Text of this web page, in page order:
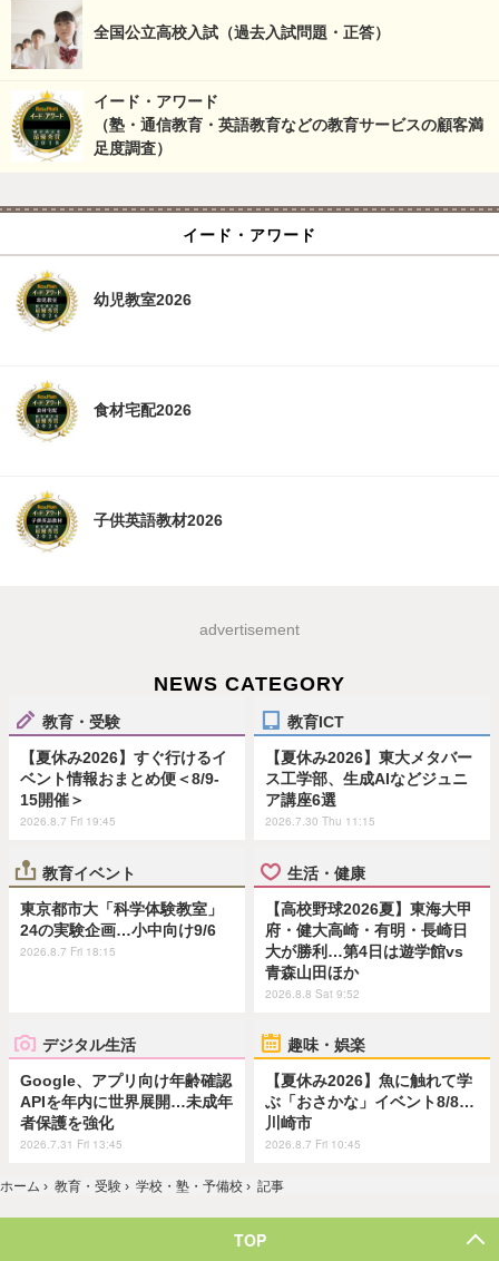
全国公立高校入試（過去入試問題・正答）
イード・アワード
（塾・通信教育・英語教育などの教育サービスの顧客満
足度調査）
イード・アワード
幼児教室2026
食材宅配2026
子供英語教材2026
advertisement
NEWS CATEGORY
教育・受験
【夏休み2026】すぐ行けるイ
ベント情報おまとめ便＜8/9-
15開催＞
2026.8.7 Fri 19:45
教育ICT
【夏休み2026】東大メタバー
ス工学部、生成AIなどジュニ
ア講座6選
2026.7.30 Thu 11:15
教育イベント
東京都市大「科学体験教室」
24の実験企画…小中向け9/6
2026.8.7 Fri 18:15
生活・健康
【高校野球2026夏】東海大甲
府・健大高崎・有明・長崎日
大が勝利…第4日は遊学館vs
青森山田ほか
2026.8.8 Sat 9:52
デジタル生活
Google、アプリ向け年齢確認
APIを年内に世界展開…未成年
者保護を強化
2026.7.31 Fri 13:45
趣味・娯楽
【夏休み2026】魚に触れて学
ぶ「おさかな」イベント8/8…
川崎市
2026.8.7 Fri 10:45
ホーム › 教育・受験 › 学校・塾・予備校 › 記事
TOP